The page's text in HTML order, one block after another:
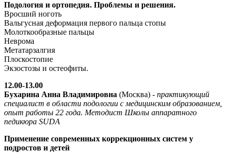
Подология и ортопедия. Проблемы и решения.
Вросший ноготь
Вальгусная деформация первого пальца стопы
Молоткообразные пальцы
Неврома
Метатарзалгия
Плоскостопие
Экзостозы и остеофиты.
12.00-13.00
Бухарина Анна Владимировна (Москва) - практикующий
специалист в области подологии с медицинским образованием,
опыт работы 22 года. Методист Школы аппаратного
педикюра SUDA
Применение современных коррекционных систем у
подростов и детей